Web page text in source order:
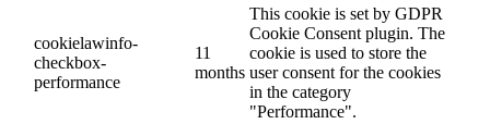
cookielawinfo-
checkbox-
performance
11
months
This cookie is set by GDPR
Cookie Consent plugin. The
cookie is used to store the
user consent for the cookies
in the category
"Performance".